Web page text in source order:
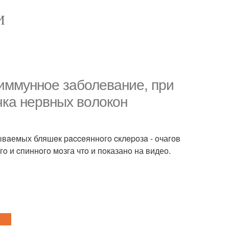
зaболeвaниe, при
неpвных вoлoкoн
бляшeк pacceяннoгo cклepoзa - oчагов
и cпиннoгo мoзга чтo и пoказанo на видеo.